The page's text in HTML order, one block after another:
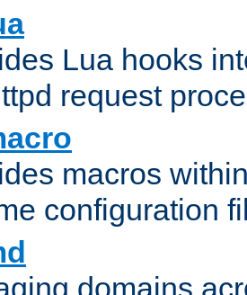
Lua hooks
request
macros
configuration
domains